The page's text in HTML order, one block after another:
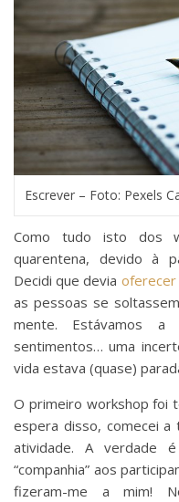
Escrever – Foto: Pexels
Como tudo isto dos
quarentena, devido à
Decidi que devia oferecer
as pessoas se
mente. Estávamos
sentimentos… uma
vida estava (quase)
O primeiro workshop foi
espera disso, comecei a
atividade. A verdade
“companhia” aos
fizeram-me a mim!